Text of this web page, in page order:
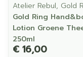
Atelier Rebul, Gold
Gold Ring
Lotion Groene
250ml
€ 16,00